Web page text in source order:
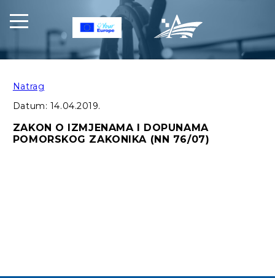
Natrag
Datum: 14.04.2019.
ZAKON O IZMJENAMA I DOPUNAMA
POMORSKOG ZAKONIKA (NN 76/07)